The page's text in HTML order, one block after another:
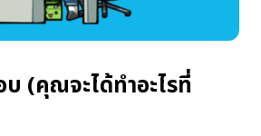
(คุณจะได้ทำอะไรที่